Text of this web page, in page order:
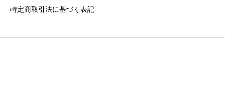
特定商取引法に基づく表記